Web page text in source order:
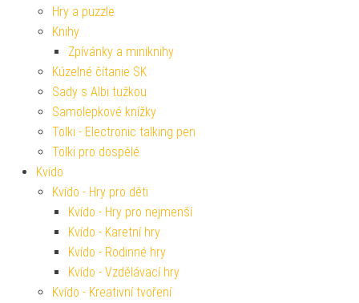
Hry a puzzle
Knihy
Zpívánky a miniknihy
Kúzelné čítanie SK
Sady s Albi tužkou
Samolepkové knížky
Tolki - Electronic talking pen
Tolki pro dospělé
Kvído
Kvído - Hry pro děti
Kvído - Hry pro nejmenší
Kvído - Karetní hry
Kvído - Rodinné hry
Kvído - Vzdělávací hry
Kvído - Kreativní tvoření